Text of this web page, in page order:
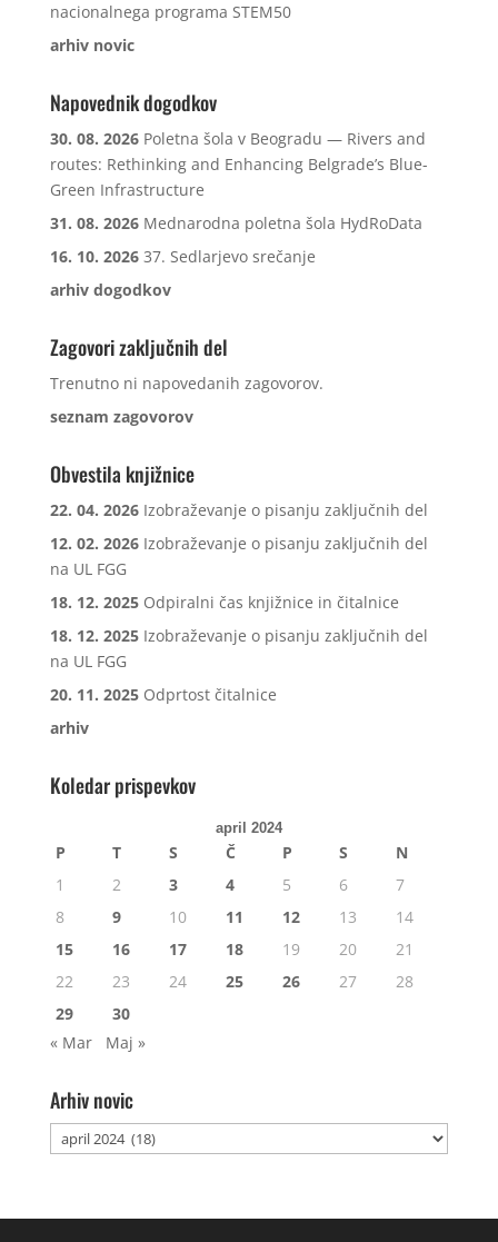
nacionalnega programa STEM50
arhiv novic
Napovednik dogodkov
30. 08. 2026 Poletna šola v Beogradu — Rivers and
routes: Rethinking and Enhancing Belgrade’s Blue-
Green Infrastructure
31. 08. 2026 Mednarodna poletna šola HydRoData
16. 10. 2026 37. Sedlarjevo srečanje
arhiv dogodkov
Zagovori zaključnih del
Trenutno ni napovedanih zagovorov.
seznam zagovorov
Obvestila knjižnice
22. 04. 2026 Izobraževanje o pisanju zaključnih del
12. 02. 2026 Izobraževanje o pisanju zaključnih del
na UL FGG
18. 12. 2025 Odpiralni čas knjižnice in čitalnice
18. 12. 2025 Izobraževanje o pisanju zaključnih del
na UL FGG
20. 11. 2025 Odprtost čitalnice
arhiv
Koledar prispevkov
april 2024
P T S Č P S
N
1
2 3 4 5 6
7
8
9 10 11 12 13
14
15
16 17 18 19 20
21
22
23 24 25 26 27
28
29
30
« Mar
Maj »
Arhiv novic
Arhiv
novic